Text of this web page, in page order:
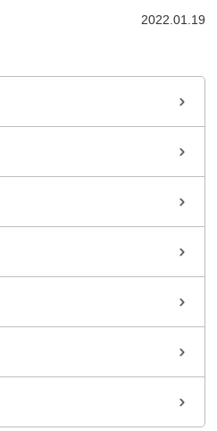
2022.01.19